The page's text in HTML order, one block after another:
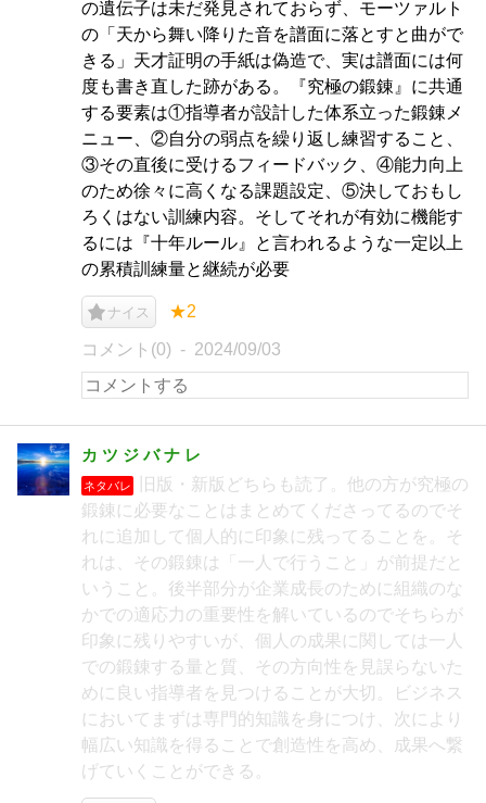
の遺伝子は未だ発見されておらず、モーツァルト
の「天から舞い降りた音を譜面に落とすと曲がで
きる」天才証明の手紙は偽造で、実は譜面には何
度も書き直した跡がある。『究極の鍛錬』に共通
する要素は①指導者が設計した体系立った鍛錬メ
ニュー、②自分の弱点を繰り返し練習すること、
③その直後に受けるフィードバック、④能力向上
のため徐々に高くなる課題設定、⑤決しておもし
ろくはない訓練内容。そしてそれが有効に機能す
るには『十年ルール』と言われるような一定以上
の累積訓練量と継続が必要
ナイス ★2
コメント(0) 2024/09/03
カ ツ ジ バ ナ レ
ネタバレ
旧版・新版どちらも読了。他の方が究極の
鍛錬に必要なことはまとめてくださってるのでそ
れに追加して個人的に印象に残ってることを。そ
れは、その鍛錬は「一人で行うこと」が前提だと
いうこと。後半部分が企業成長のために組織のな
かでの適応力の重要性を解いているのでそちらが
印象に残りやすいが、個人の成果に関しては一人
での鍛錬する量と質、その方向性を見誤らないた
めに良い指導者を見つけることが大切。ビジネス
においてまずは専門的知識を身につけ、次により
幅広い知識を得ることで創造性を高め、成果へ繋
げていくことができる。